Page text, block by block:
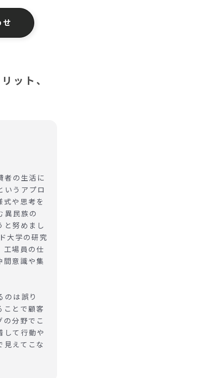
ット、
者の生活に
いうアプロ
や思考を
異民族の
と努めまし
大学の研究
工場員の仕
間意識や集
のは誤り
ことで顧客
分野でこ
して行動や
えてこな